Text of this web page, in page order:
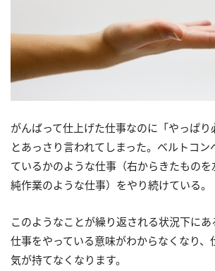
がんばって仕上げた仕事なのに「やっぱり
とあっさり言われてしまった。ベルトコ
ているかのような仕事（右からきたもの
純作業のような仕事）をやり続けている。
このようなことが繰り返される状況下に
仕事をやっている意味がわからなくなり、
気が持てなくなります。